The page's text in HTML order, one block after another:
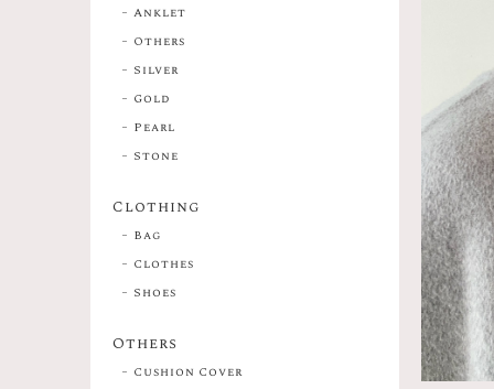
Anklet
Others
Silver
Gold
Pearl
Stone
Clothing
Bag
Clothes
Shoes
Others
Cushion Cover